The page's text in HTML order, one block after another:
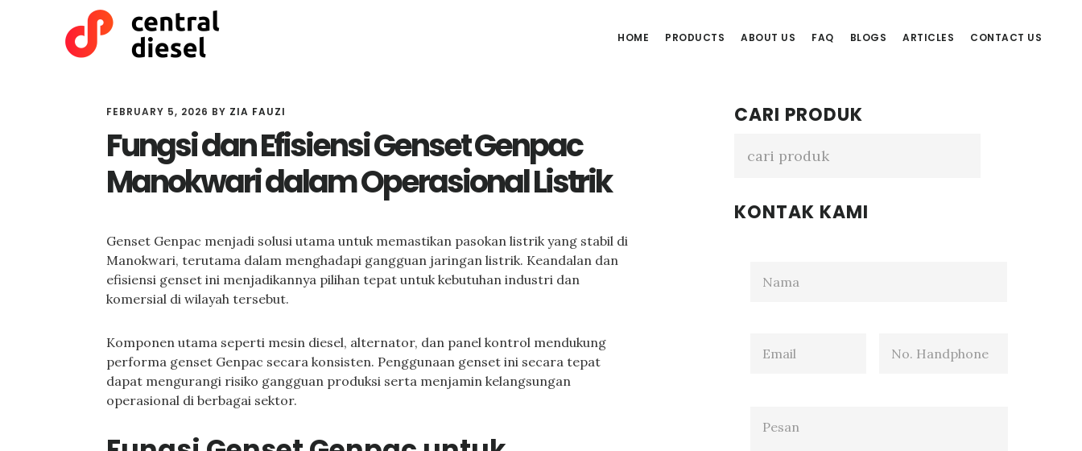
HOME PRODUCTS ABOUT US FAQ BLOGS ARTICLES CONTACT US
FEBRUARY 5, 2026 BY ZIA FAUZI
Fungsi dan Efisiensi Genset Genpac
Manokwari dalam Operasional Listrik
Genset Genpac menjadi solusi utama untuk memastikan pasokan listrik yang stabil di
Manokwari, terutama dalam menghadapi gangguan jaringan listrik. Keandalan dan
efisiensi genset ini menjadikannya pilihan tepat untuk kebutuhan industri dan
komersial di wilayah tersebut.
Komponen utama seperti mesin diesel, alternator, dan panel kontrol mendukung
performa genset Genpac secara konsisten. Penggunaan genset ini secara tepat
dapat mengurangi risiko gangguan produksi serta menjamin kelangsungan
operasional di berbagai sektor.
Primary
Sidebar
CARI PRODUK
KONTAK KAMI